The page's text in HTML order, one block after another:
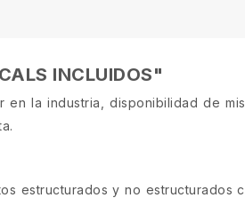
INCLUIDOS"
en la industria, disponibilidad de
estructurados y no estructurados